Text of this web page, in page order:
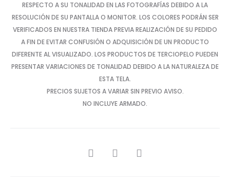
RESPECTO A SU TONALIDAD EN LAS FOTOGRAFÍAS DEBIDO A LA
RESOLUCIÓN DE SU PANTALLA O MONITOR. LOS COLORES PODRÁN SER
VERIFICADOS EN NUESTRA TIENDA PREVIA REALIZACIÓN DE SU PEDIDO
A FIN DE EVITAR CONFUSIÓN O ADQUISICIÓN DE UN PRODUCTO
DIFERENTE AL VISUALIZADO. LOS PRODUCTOS DE TERCIOPELO PUEDEN
PRESENTAR VARIACIONES DE TONALIDAD DEBIDO A LA NATURALEZA DE
ESTA TELA.
PRECIOS SUJETOS A VARIAR SIN PREVIO AVISO.
NO INCLUYE ARMADO.
SHARE